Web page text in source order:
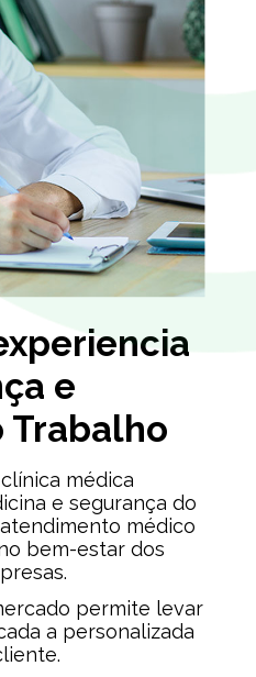
e
Trabalho
médica
e segurança do
médico
bem-estar dos
permite levar
a personalizada